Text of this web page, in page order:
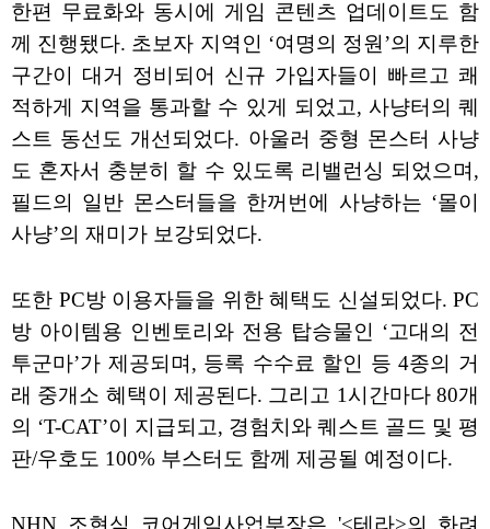
한편 무료화와 동시에 게임 콘텐츠 업데이트도 함
께 진행됐다. 초보자 지역인 ‘여명의 정원’의 지루한
구간이 대거 정비되어 신규 가입자들이 빠르고 쾌
적하게 지역을 통과할 수 있게 되었고, 사냥터의 퀘
스트 동선도 개선되었다. 아울러 중형 몬스터 사냥
도 혼자서 충분히 할 수 있도록 리밸런싱 되었으며,
필드의 일반 몬스터들을 한꺼번에 사냥하는 ‘몰이
사냥’의 재미가 보강되었다.
또한 PC방 이용자들을 위한 혜택도 신설되었다. PC
방 아이템용 인벤토리와 전용 탑승물인 ‘고대의 전
투군마’가 제공되며, 등록 수수료 할인 등 4종의 거
래 중개소 혜택이 제공된다. 그리고 1시간마다 80개
의 ‘T-CAT’이 지급되고, 경험치와 퀘스트 골드 및 평
판/우호도 100% 부스터도 함께 제공될 예정이다.
NHN 조현식 코어게임사업부장은 '<테라>의 화려